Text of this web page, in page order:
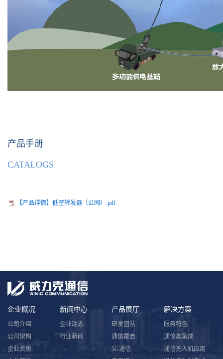
产品手册
CATALOGS
【产品详情】低空转发器（公网）.pdf
企业概况
公司介绍
公司架构
企业资质
新闻中心
企业动态
行业新闻
产品展厅
研发团队
通信覆盖
5G通信
解决方案
服务特色
通信类集成
通信无人机应用